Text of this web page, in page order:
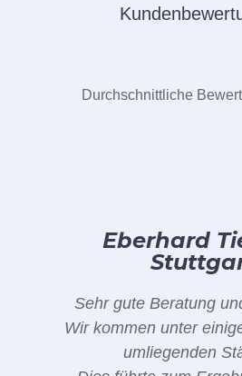
Durchschnittliche
Eberhard
Sehr gute Beratung
Wir kommen unter
umliegenden